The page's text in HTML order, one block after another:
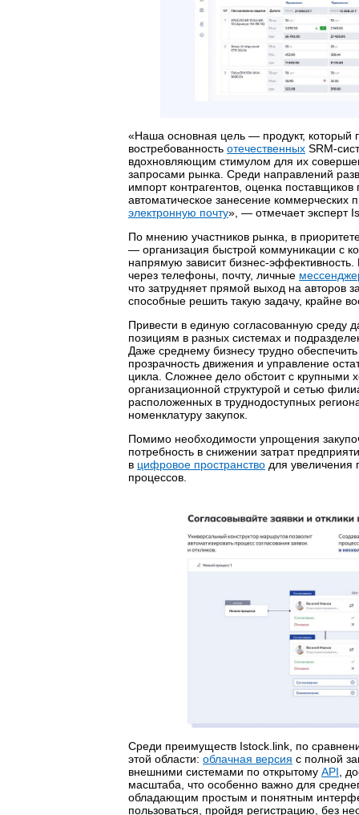
«Наша основная цель — продукт, который
востребованность отечественных SRM-
вдохновляющим стимулом для их
запросами рынка. Среди направлений
импорт контрагентов, оценка поставщиков
автоматическое занесение коммерческих
электронную почту», — отмечает эксперт
По мнению участников рынка, в
— организация быстрой коммуникации с
напрямую зависит бизнес-
через телефоны, почту, личные
что затрудняет прямой выход на авторов
способные решить такую задачу, крайне
Привести в единую согласованную среду
позициям в разных системах и
Даже среднему бизнесу трудно
прозрачность движения и управление
цикла. Сложнее дело обстоит с крупными
организационной структурой и сетью
расположенных в труднодоступных
номенклатуру закупок.
Помимо необходимости упрощения
потребность в снижении затрат
в цифровое пространство для увеличения
процессов.
Среди преимуществ Istock.link, по
этой области: облачная версия с полной
внешними системами по открытому API ,
масштаба, что особенно важно для
обладающим простым и понятным
пользоваться, пройдя регистрацию, без